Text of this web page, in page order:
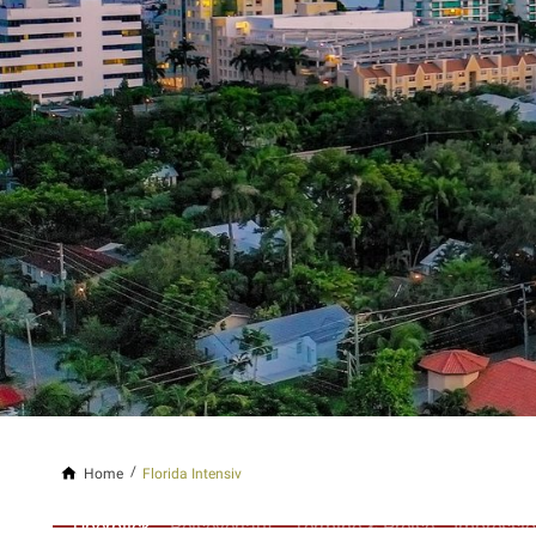
Home Florida Intensiv
Überblick Reiseverlauf Termine & Preise